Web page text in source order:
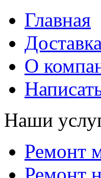
Главная
Доставка
О
Наши
Ремонт